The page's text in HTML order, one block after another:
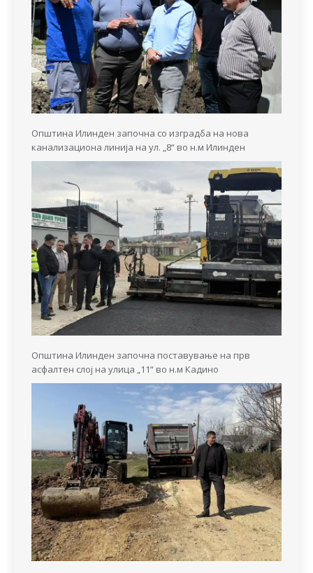
Општина Илинден започна со изградба на нова
канализациона линија на ул. „8“ во н.м Илинден
Општина Илинден започна поставување на прв
асфалтен слој на улица „11“ во н.м Кадино